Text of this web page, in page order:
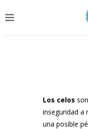
Los celos
inseguridad a
una posible